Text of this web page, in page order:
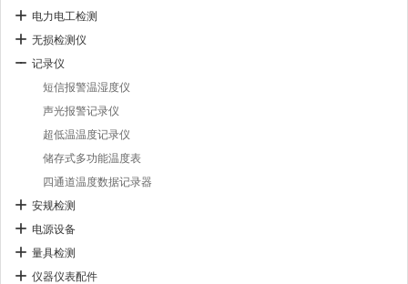
电力电工检测
无损检测仪
记录仪
短信报警温湿度仪
声光报警记录仪
超低温温度记录仪
储存式多功能温度表
四通道温度数据记录器
安规检测
电源设备
量具检测
仪器仪表配件